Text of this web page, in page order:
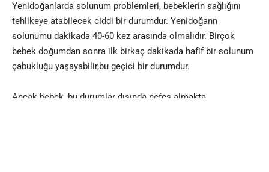
Yenidoğanlarda solunum problemleri, bebeklerin sağlığını
tehlikeye atabilecek ciddi bir durumdur. Yenidoğann
solunumu dakikada 40-60 kez arasında olmalıdır. Birçok
bebek doğumdan sonra ilk birkaç dakikada hafif bir solunum
çabukluğu yaşayabilir,bu geçici bir durumdur.
Ancak bebek, bu durumlar dışında nefes almakta